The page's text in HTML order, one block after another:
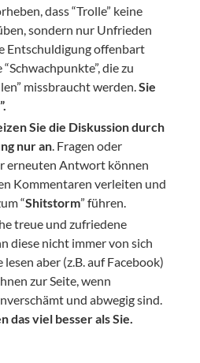
dass “Trolle” keine
sondern nur Unfrieden
Entschuldigung offenbart
die zu
missbraucht werden.Sie
Sie die Diskussion durch
nur an . Fragen oder
erneuten Antwort können
Kommentaren verleiten und
“Shitstorm” führen.
treue und zufriedene
diese nicht immer von sich
lesen aber (z.B. auf Facebook)
zur Seite, wenn
und abwegig sind.
das viel besser als Sie.